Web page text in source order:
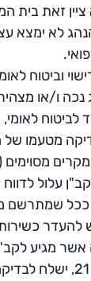
זאת בית
לא ימצא
וביטוח
ו/או
לביטוח
מטעמו של
עלול
ככל שמתרשם
כשירות
מגיע
לפי סעיף 21,